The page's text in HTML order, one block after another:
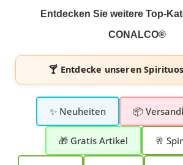
Entdecken Sie weitere Top-
CONALCO®
🍸 Entdecke unseren
✨ Neuheiten 📦
🎁 Gratis Artikel 🥂